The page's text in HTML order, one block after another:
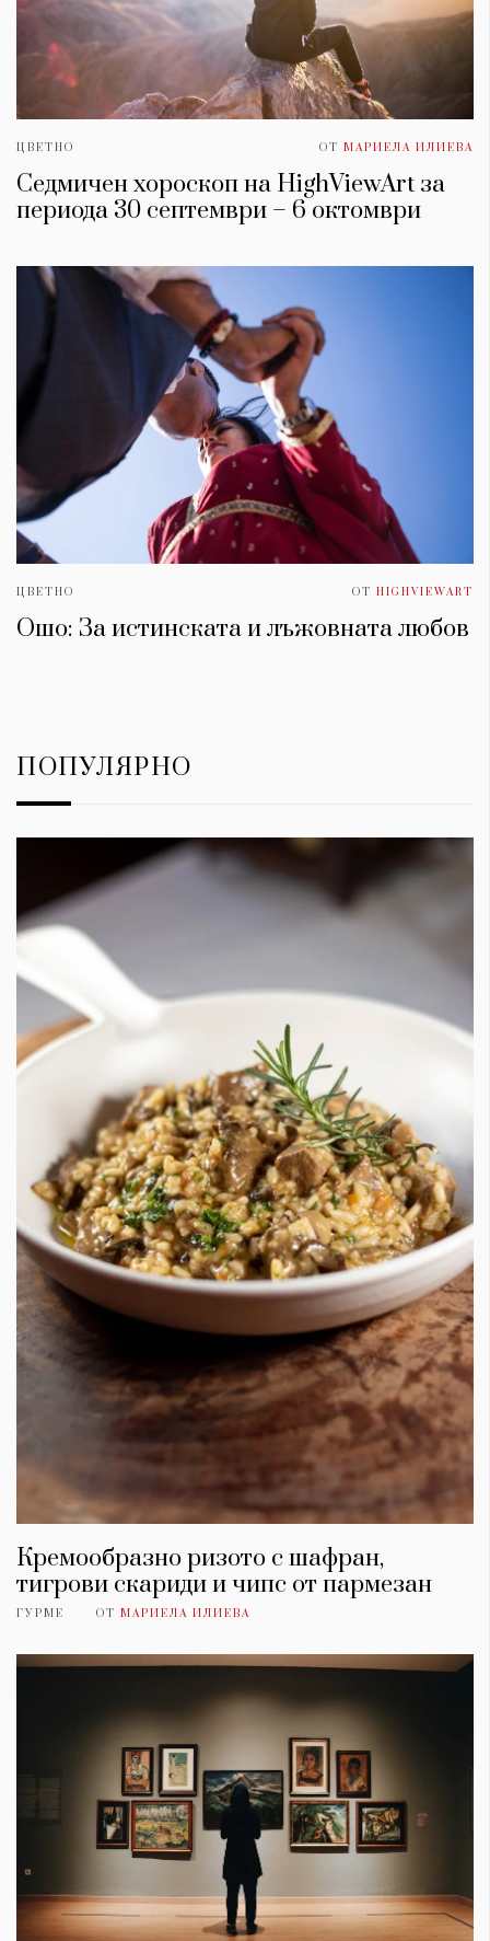
ЦВЕТНО ОТ МАРИЕЛА ИЛИЕВА
Седмичен хороскоп на HighViewArt за
периода 30 септември – 6 октомври
ЦВЕТНО ОТ HIGHVIEWART
Ошо: За истинската и лъжовната любов
ПОПУЛЯРНО
Кремообразно ризото с шафран,
тигрови скариди и чипс от пармезан
ГУРМЕ ОТ МАРИЕЛА ИЛИЕВА